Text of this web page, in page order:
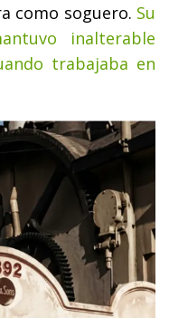
como soguero. Su
inalterable
trabajaba en